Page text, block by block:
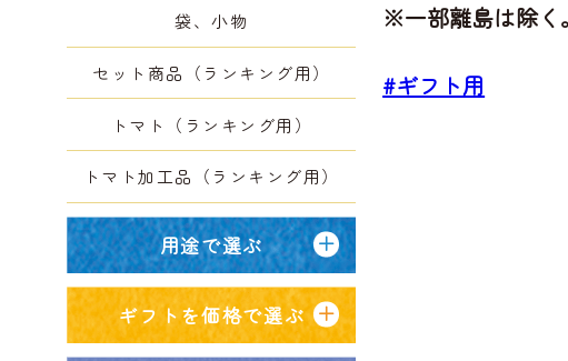
※一部離島は除く。
#ギフト用
袋、小物
セット商品（ランキング用）
トマト（ランキング用）
トマト加工品（ランキング用）
用途で選ぶ
ギフトを価格で選ぶ